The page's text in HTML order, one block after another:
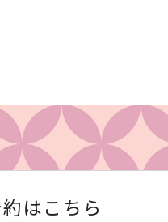
はこちら